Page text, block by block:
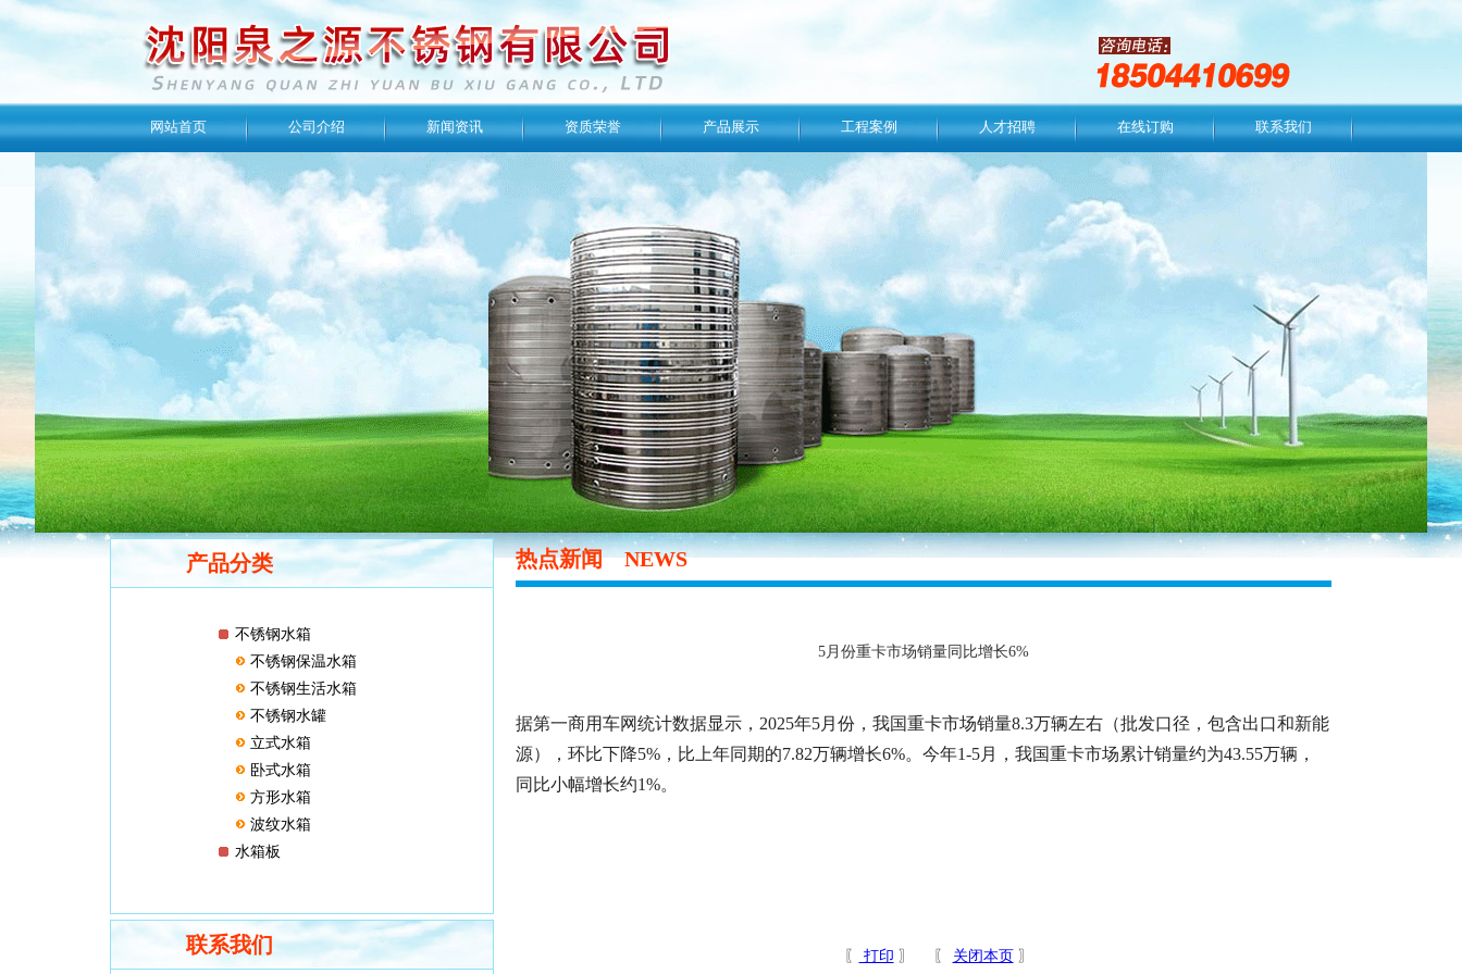
网站首页 公司介绍 新闻资讯 资质荣誉 产品展示 工程案例 人才招聘 在线订购 联系我们
产品分类
不锈钢水箱
不锈钢保温水箱
不锈钢生活水箱
不锈钢水罐
立式水箱
卧式水箱
方形水箱
波纹水箱
水箱板
联系我们
热点新闻NEWS
5月份重卡市场销量同比增长6%
据第一商用车网统计数据显示，2025年5月份，我国重卡市场销量8.3万辆左右（批发口径，包含出口和新能
源），环比下降5%，比上年同期的7.82万辆增长6%。今年1-5月，我国重卡市场累计销量约为43.55万辆，
同比小幅增长约1%。
〖 打印 〗 〖 关闭本页 〗